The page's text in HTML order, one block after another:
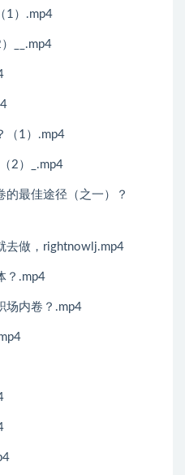
1）.mp4
__.mp4
（1）.mp4
2）_.mp4
最佳途径（之一）？
去做，rightnowlj.mp4
？.mp4
场内卷？.mp4